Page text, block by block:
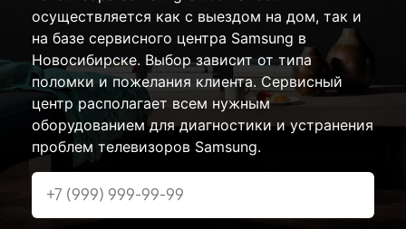
осуществляется как с выездом на дом, так и
на базе сервисного центра Samsung в
Новосибирске. Выбор зависит от типа
поломки и пожелания клиента. Сервисный
центр располагает всем нужным
оборудованием для диагностики и устранения
проблем телевизоров Samsung.